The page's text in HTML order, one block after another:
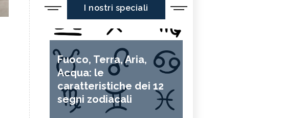
I nostri speciali
Fuoco, Terra, Aria,
Acqua: le
caratteristiche dei 12
segni zodiacali